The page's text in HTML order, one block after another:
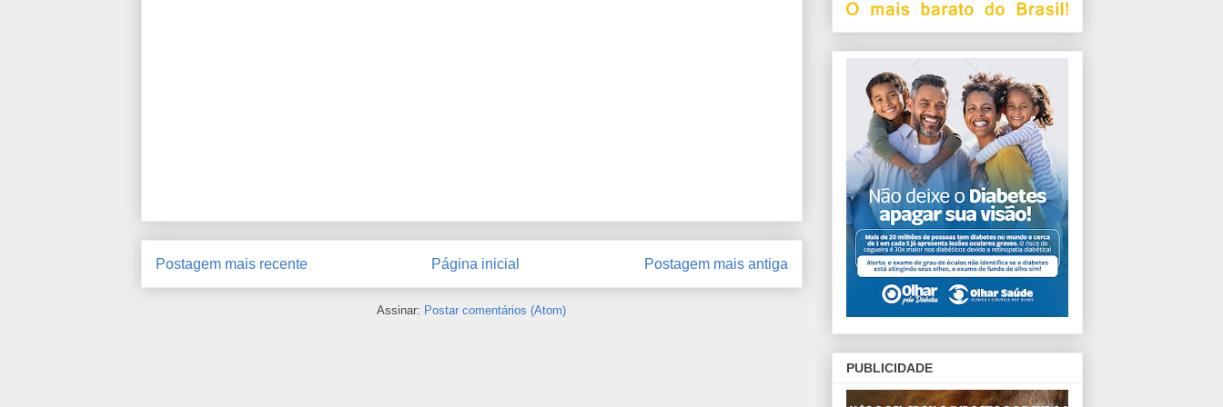
Postagem mais recente Postagem mais antiga
Página inicial
Assinar: Postar comentários (Atom)
PUBLICIDADE